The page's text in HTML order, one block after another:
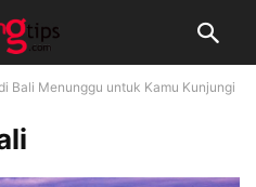
Bali Menunggu untuk Kamu Kunjungi